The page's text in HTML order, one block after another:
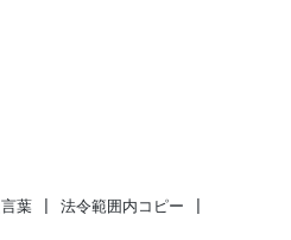
葉 | 法令範囲内コピー |